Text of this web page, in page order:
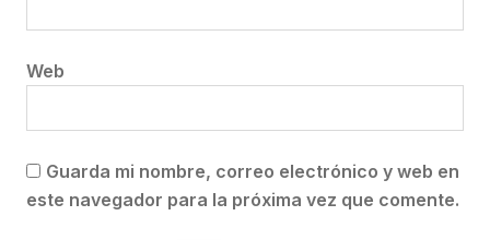
Web
Guarda mi nombre, correo electrónico y web en
este navegador para la próxima vez que comente.